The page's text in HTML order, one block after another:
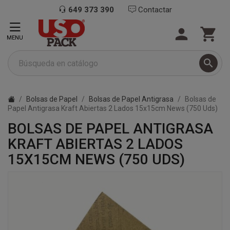
649 373 390 Contactar

 
MENU
Bolsas de Papel Bolsas de Papel Antigrasa
Bolsas de
Papel Antigrasa Kraft Abiertas 2 Lados 15x15cm News (750 Uds)
BOLSAS DE PAPEL ANTIGRASA
KRAFT ABIERTAS 2 LADOS
15X15CM NEWS (750 UDS)